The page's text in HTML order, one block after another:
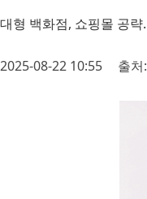
대형 백화점, 쇼핑몰 공
2025-08-22 10:55 출처: